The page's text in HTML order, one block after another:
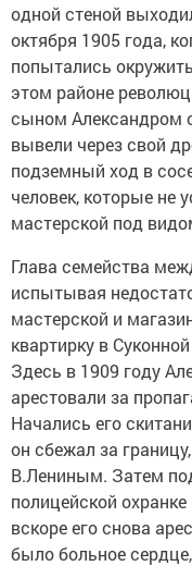
одной стеной
октября 1905 года,
попытались
этом районе
сыном Александром
вывели через свой
подземный ход в
человек, которые не
мастерской под
Глава семейства
испытывая
мастерской и
квартирку в
Здесь в 1909 году
арестовали за
Начались его
он сбежал за
В.Лениным. Затем
полицейской
вскоре его снова
было больное